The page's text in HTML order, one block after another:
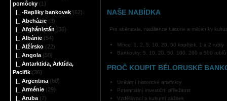
pomôcky (1)
|_ -Repliky bankovek (62)
|_ Abcházie (3)
|_ Afghánistán (36)
|_ Albánie (54)
|_ Alžírsko (22)
|_ Angola (50)
|_ Antarktida, Arktída,
Pacifik (36)
|_ Argentina (80)
|_ Arménie (29)
|_ Aruba (7)
NAŠE NABÍDKA
Pro sběratele, nadšence historie a milovníky
Mince: 1, 2, 5, 10, 20, 50 kopějek, 1 a 2 rubly
Bankovky: 5, 10, 20, 50, 100, 200 a 500 rublů
PROČ KOUPIT BĚLORUSKÉ
Unikátní historické artefakty
Potenciální investiční příležitost
Vzdělávací a kulturní zážitek